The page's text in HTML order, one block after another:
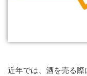
近年では、酒を売る